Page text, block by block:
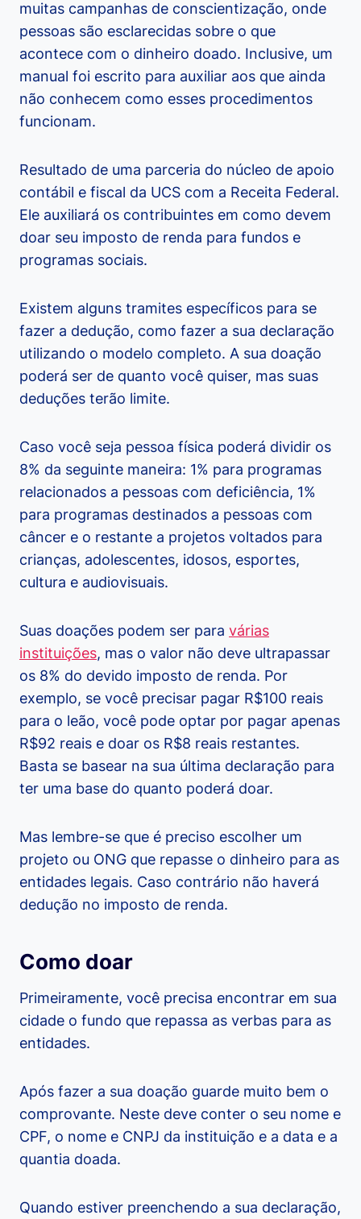
muitas campanhas de conscientização, onde
pessoas são esclarecidas sobre o que
acontece com o dinheiro doado. Inclusive, um
manual foi escrito para auxiliar aos que ainda
não conhecem como esses procedimentos
funcionam.
Resultado de uma parceria do núcleo de apoio
contábil e fiscal da UCS com a Receita Federal.
Ele auxiliará os contribuintes em como devem
doar seu imposto de renda para fundos e
programas sociais.
Existem alguns tramites específicos para se
fazer a dedução, como fazer a sua declaração
utilizando o modelo completo. A sua doação
poderá ser de quanto você quiser, mas suas
deduções terão limite.
Caso você seja pessoa física poderá dividir os
8% da seguinte maneira: 1% para programas
relacionados a pessoas com deficiência, 1%
para programas destinados a pessoas com
câncer e o restante a projetos voltados para
crianças, adolescentes, idosos, esportes,
cultura e audiovisuais.
Suas doações podem ser para várias
instituições, mas o valor não deve ultrapassar
os 8% do devido imposto de renda. Por
exemplo, se você precisar pagar R$100 reais
para o leão, você pode optar por pagar apenas
R$92 reais e doar os R$8 reais restantes.
Basta se basear na sua última declaração para
ter uma base do quanto poderá doar.
Mas lembre-se que é preciso escolher um
projeto ou ONG que repasse o dinheiro para as
entidades legais. Caso contrário não haverá
dedução no imposto de renda.
Como doar
Primeiramente, você precisa encontrar em sua
cidade o fundo que repassa as verbas para as
entidades.
Após fazer a sua doação guarde muito bem o
comprovante. Neste deve conter o seu nome e
CPF, o nome e CNPJ da instituição e a data e a
quantia doada.
Quando estiver preenchendo a sua declaração,